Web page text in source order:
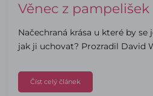
Věnec z pampelišek
Načechraná krása u které by se
jak ji uchovat? Prozradil David
Číst celý článek